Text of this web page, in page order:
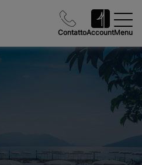
ContattoAccountMenu